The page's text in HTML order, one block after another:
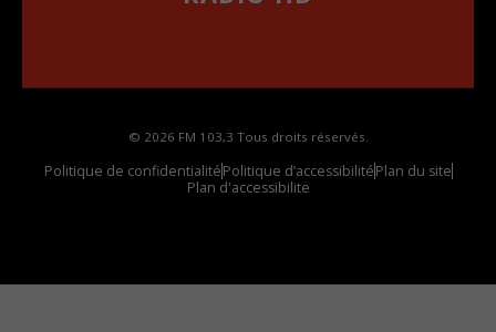
© 2026 FM 103,3 Tous droits réservés.
Politique de confidentialitéPolitique d’accessibilitéPlan du site
Plan d'accessibilite